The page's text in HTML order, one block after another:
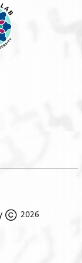
אלאחד
יום [
אללה
אן באקת
בן זירי
ול[ ]ה
מא
ג' [ ]
2026 The Trustees of Princeton University